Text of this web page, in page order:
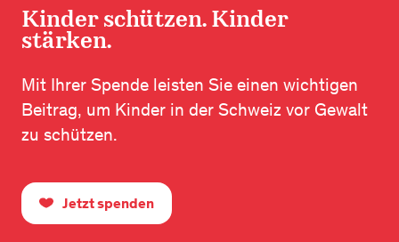
Kinder schützen. Kinder
stärken.
Mit Ihrer Spende leisten Sie einen wichtigen
Beitrag, um Kinder in der Schweiz vor Gewalt
zu schützen.
Jetzt spenden